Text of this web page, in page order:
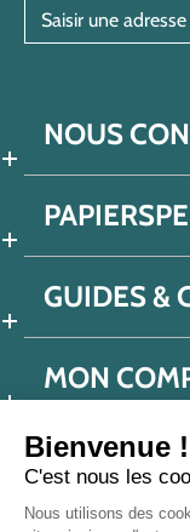
Bienvenue !
C'est nous les
Nous utilisons des
NOUS
GUIDES &
MON